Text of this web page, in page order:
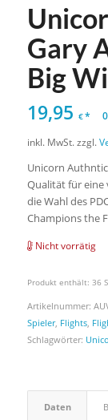
Gary
Big
19,95 €*
inkl. MwSt. zzgl.
Unicorn
Qualität für eine
die Wahl des
Champions the
Nicht vorrätig
Produkt enthält: 36
Artikelnummer:
Spieler, Flights,
Schlagwörter:
Daten